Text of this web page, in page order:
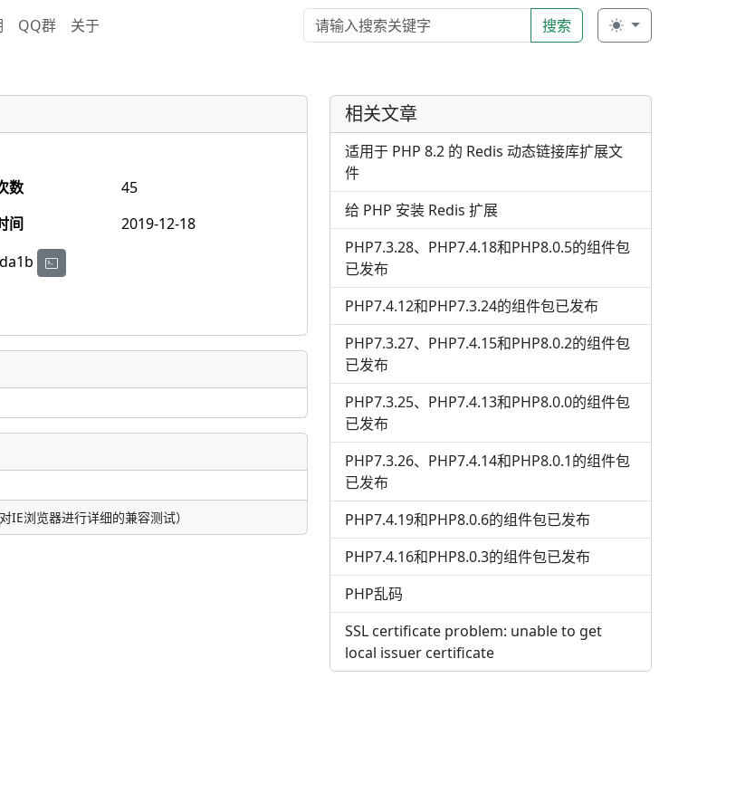
QQ群 关于 搜索
数
45
间
2019-12-18
浏览器进行详细的兼容测试）
相关文章
适用于 PHP 8.2 的 Redis 动态链接库扩展文
件
给 PHP 安装 Redis 扩展
PHP7.3.28、PHP7.4.18和PHP8.0.5的组件包
已发布
PHP7.4.12和PHP7.3.24的组件包已发布
PHP7.3.27、PHP7.4.15和PHP8.0.2的组件包
已发布
PHP7.3.25、PHP7.4.13和PHP8.0.0的组件包
已发布
PHP7.3.26、PHP7.4.14和PHP8.0.1的组件包
已发布
PHP7.4.19和PHP8.0.6的组件包已发布
PHP7.4.16和PHP8.0.3的组件包已发布
PHP乱码
SSL certificate problem: unable to get
local issuer certificate